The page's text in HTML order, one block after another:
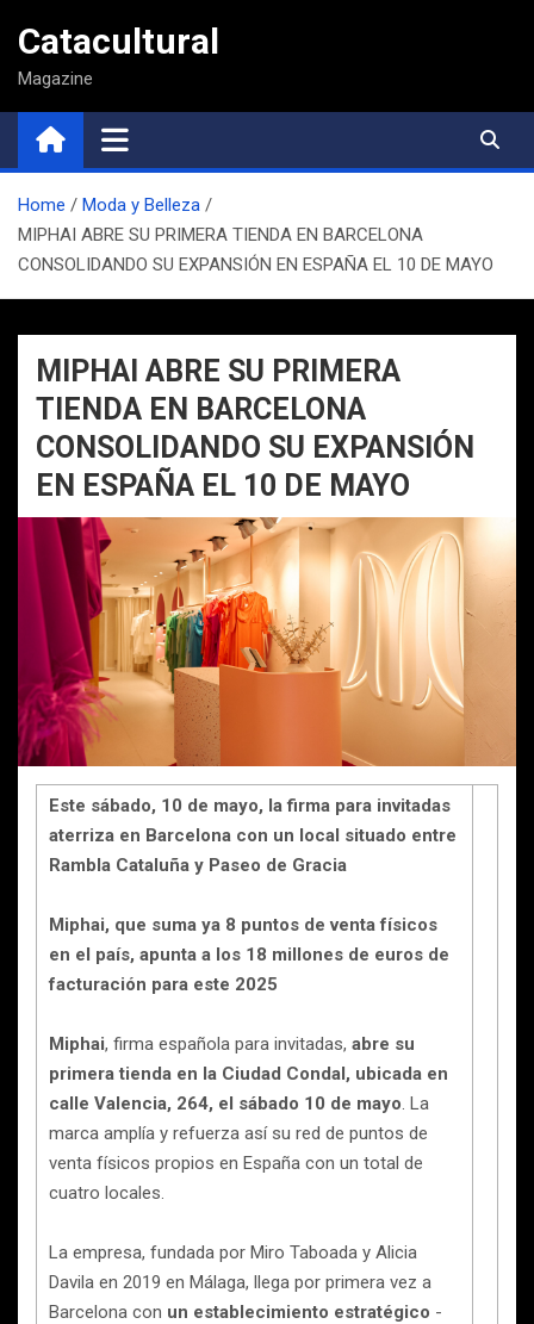
contenido
Catacultural
Magazine
Home
Moda y Belleza
MIPHAI ABRE SU PRIMERA TIENDA EN BARCELONA
CONSOLIDANDO SU EXPANSIÓN EN ESPAÑA EL 10 DE MAYO
MIPHAI ABRE SU PRIMERA
TIENDA EN BARCELONA
CONSOLIDANDO SU EXPANSIÓN
EN ESPAÑA EL 10 DE MAYO
Este sábado, 10 de mayo, la firma para invitadas
aterriza en Barcelona con un local situado entre
Rambla Cataluña y Paseo de Gracia
Miphai, que suma ya 8 puntos de venta físicos
en el país, apunta a los 18 millones de euros de
facturación para este 2025
Miphai, firma española para invitadas, abre su
primera tienda en la Ciudad Condal, ubicada en
calle Valencia, 264, el sábado 10 de mayo. La
marca amplía y refuerza así su red de puntos de
venta físicos propios en España con un total de
cuatro locales.
La empresa, fundada por Miro Taboada y Alicia
Davila en 2019 en Málaga, llega por primera vez a
Barcelona con un establecimiento estratégico -